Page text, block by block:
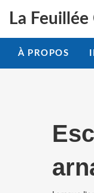
La
À PROPOS